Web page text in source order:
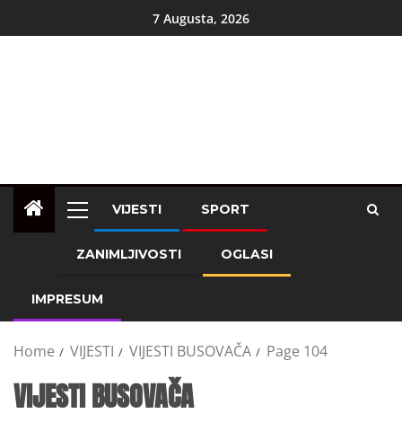
7 Augusta, 2026
VIJESTI SPORT
ZANIMLJIVOSTI OGLASI
IMPRESUM
Home VIJESTI VIJESTI BUSOVAČA Page 104
VIJESTI BUSOVAČA